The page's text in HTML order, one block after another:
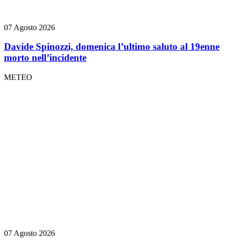
07 Agosto 2026
Davide Spinozzi, domenica l’ultimo saluto al 19enne
morto nell’incidente
METEO
07 Agosto 2026